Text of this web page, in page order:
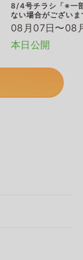
8/4号チラシ「※一
ない場合がございま
08月07日〜08
本日公開